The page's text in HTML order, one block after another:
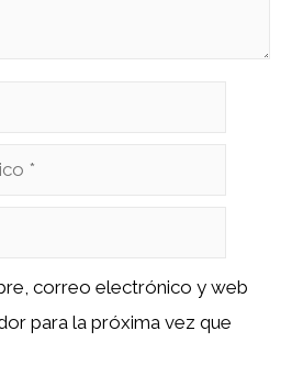
correo electrónico y web
para la próxima vez que